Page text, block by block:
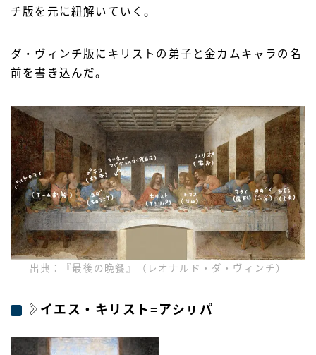
チ版を元に紐解いていく。
ダ・ヴィンチ版にキリストの弟子と金カムキャラの名
前を書き込んだ。
出典：『最後の晩餐』（レオナルド・ダ・ヴィンチ）
イエス・キリスト=アシㇼパ